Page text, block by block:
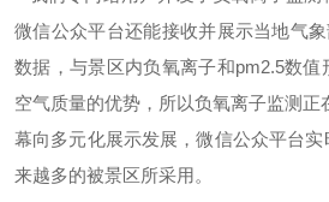
微信公众平台还能接收并展示当地气
数据，与景区内负氧离子和pm2.5数
空气质量的优势，所以负氧离子监测正
幕向多元化展示发展，微信公众平台
来越多的被景区所采用。